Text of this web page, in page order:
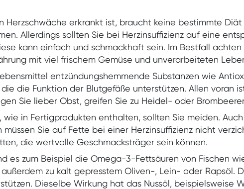
Magazin
Herzschwäche erkrankt ist, braucht keine bestimmte
Allerdings sollten Sie bei Herzinsuffizienz auf eine
kann einfach und schmackhaft sein. Im Bestfall
mit viel frischem Gemüse und unverarbeiteten
entzündungshemmende Substanzen wie
die Funktion der Blutgefäße unterstützen. Allen voran
Sie lieber Obst, greifen Sie zu Heidel- oder
wie in Fertigprodukten enthalten, sollten Sie meiden.
müssen Sie auf Fette bei einer Herzinsuffizienz nicht
die wertvolle Geschmacksträger sein können.
es zum Beispiel die Omega-3-Fettsäuren von Fischen
außerdem zu kalt gepresstem Oliven-, Lein- oder
Dieselbe Wirkung hat das Nussöl, beispielsweise